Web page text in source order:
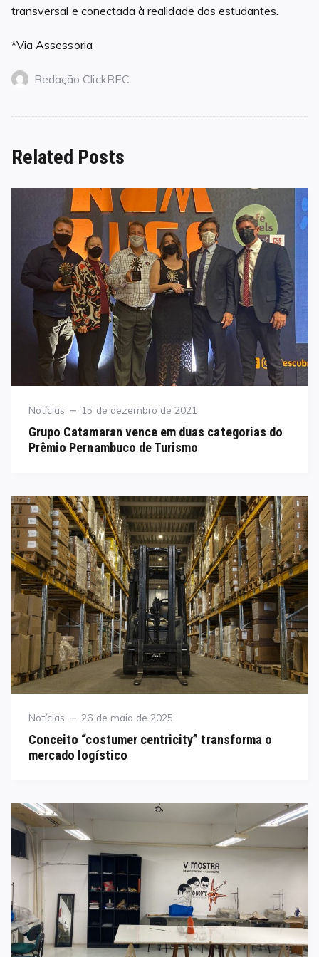
transversal e conectada à realidade dos estudantes.
*Via Assessoria
Redação ClickREC
Related Posts
Category
Notícias
Posted
15 de dezembro de 2021
Grupo Catamaran vence em duas categorias do
Prêmio Pernambuco de Turismo
Category
Notícias
Posted
on
26 de maio de 2025
Conceito “costumer centricity” transforma o
mercado logístico